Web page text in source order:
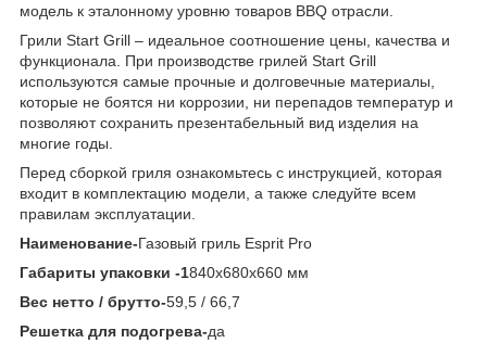
модель к эталонному уровню товаров BBQ отрасли.
Грили Start Grill – идеальное соотношение цены, качества и
функционала. При производстве грилей Start Grill
используются самые прочные и долговечные материалы,
которые не боятся ни коррозии, ни перепадов температур и
позволяют сохранить презентабельный вид изделия на
многие годы.
Перед сборкой гриля ознакомьтесь с инструкцией, которая
входит в комплектацию модели, а также следуйте всем
правилам эксплуатации.
Наименование-Газовый гриль Esprit Pro
Габариты упаковки -1840х680х660 мм
Вес нетто / брутто-59,5 / 66,7
Решетка для подогрева-да